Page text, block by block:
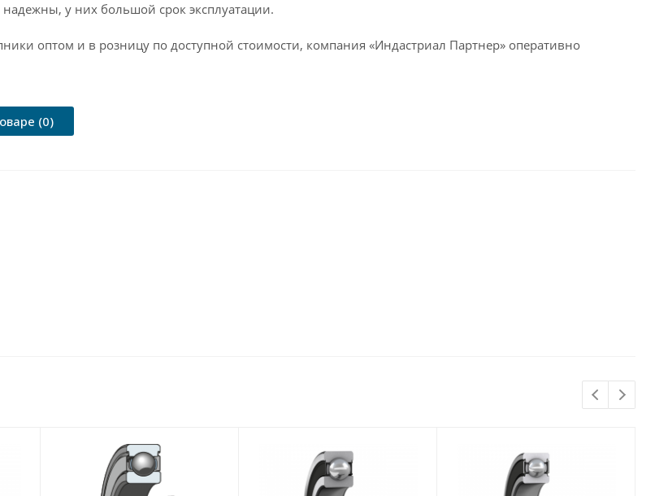
у них большой срок эксплуатации.
оптом и в розницу по доступной стоимости, компания «Индастриал Партнер» оперативно
(0)